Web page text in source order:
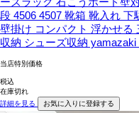
段 4506 4507 靴箱 靴入れ
壁掛け コンパクト 浮かせる
収納 シューズ収納
当店特別価格
税込
在庫切れ
詳細を見る
お気に入りに登録する